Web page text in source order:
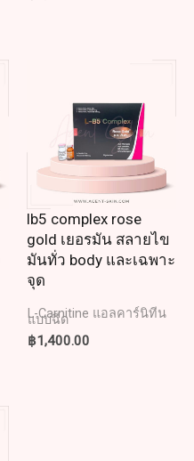
lb5 complex rose
gold เยอรมัน สลายไข
มันทั่ว body และเฉพาะ
จุด
L-Carnitine แอลคาร์นิทีน
แบบฉีด
฿1,400.00